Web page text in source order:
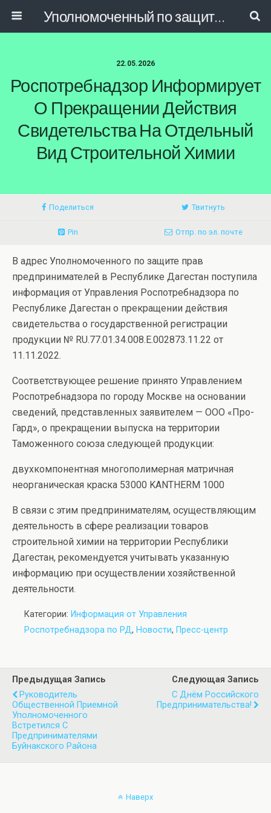
Уполномоченный по защите прав предпринимателей в РД
22.05.2026
Роспотребнадзор Информирует
О Прекращении Действия
Свидетельства На Отдельный
Вид Строительной Химии
Поделиться Твитнуть
Pin Отпр. по эл. почте
В адрес Уполномоченного по защите прав
предпринимателей в Республике Дагестан поступила
информация от Управления Роспотребнадзора по
Республике Дагестан о прекращении действия
свидетельства о государственной регистрации
продукции № RU.77.01.34.008.Е.002873.11.22 от
11.11.2022.
Соответствующее решение принято Управлением
Роспотребнадзора по городу Москве на основании
сведений, представленных заявителем — ООО «Про-
Гард», о прекращении выпуска на территории
Таможенного союза следующей продукции:
двухкомпонентная многополимерная матричная
неорганическая краска 53000 KANTHERM 1000
В связи с этим предпринимателям, осуществляющим
деятельность в сфере реализации товаров
строительной химии на территории Республики
Дагестан, рекомендуется учитывать указанную
информацию при осуществлении хозяйственной
деятельности.
Категории: Информация от Управления
Роспотребнадзора по РД, Новости, Пресс-центр
Предыдущая Запись
Руководитель
Общественной Приемной
Уполномоченного
Встретился С
Предпринимателями
Буйнакского Района
Следующая Запись
С Днём Российского
Предпринимательства!
Наверх